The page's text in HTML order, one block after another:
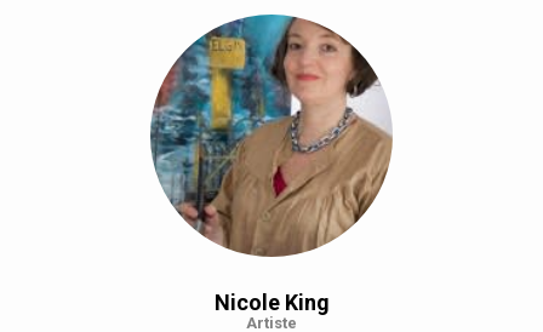
Nicole King
Artiste